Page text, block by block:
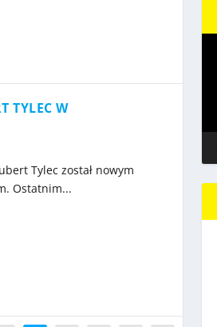
TYLEC W
Tylec został nowym
Ostatnim...